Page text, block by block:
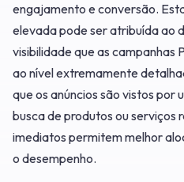
engajamento e conversão.
elevada pode ser atribuída ao
visibilidade que as campanhas
ao nível extremamente
que os anúncios são vistos por
busca de produtos ou serviços
imediatos permitem melhor
o desempenho.